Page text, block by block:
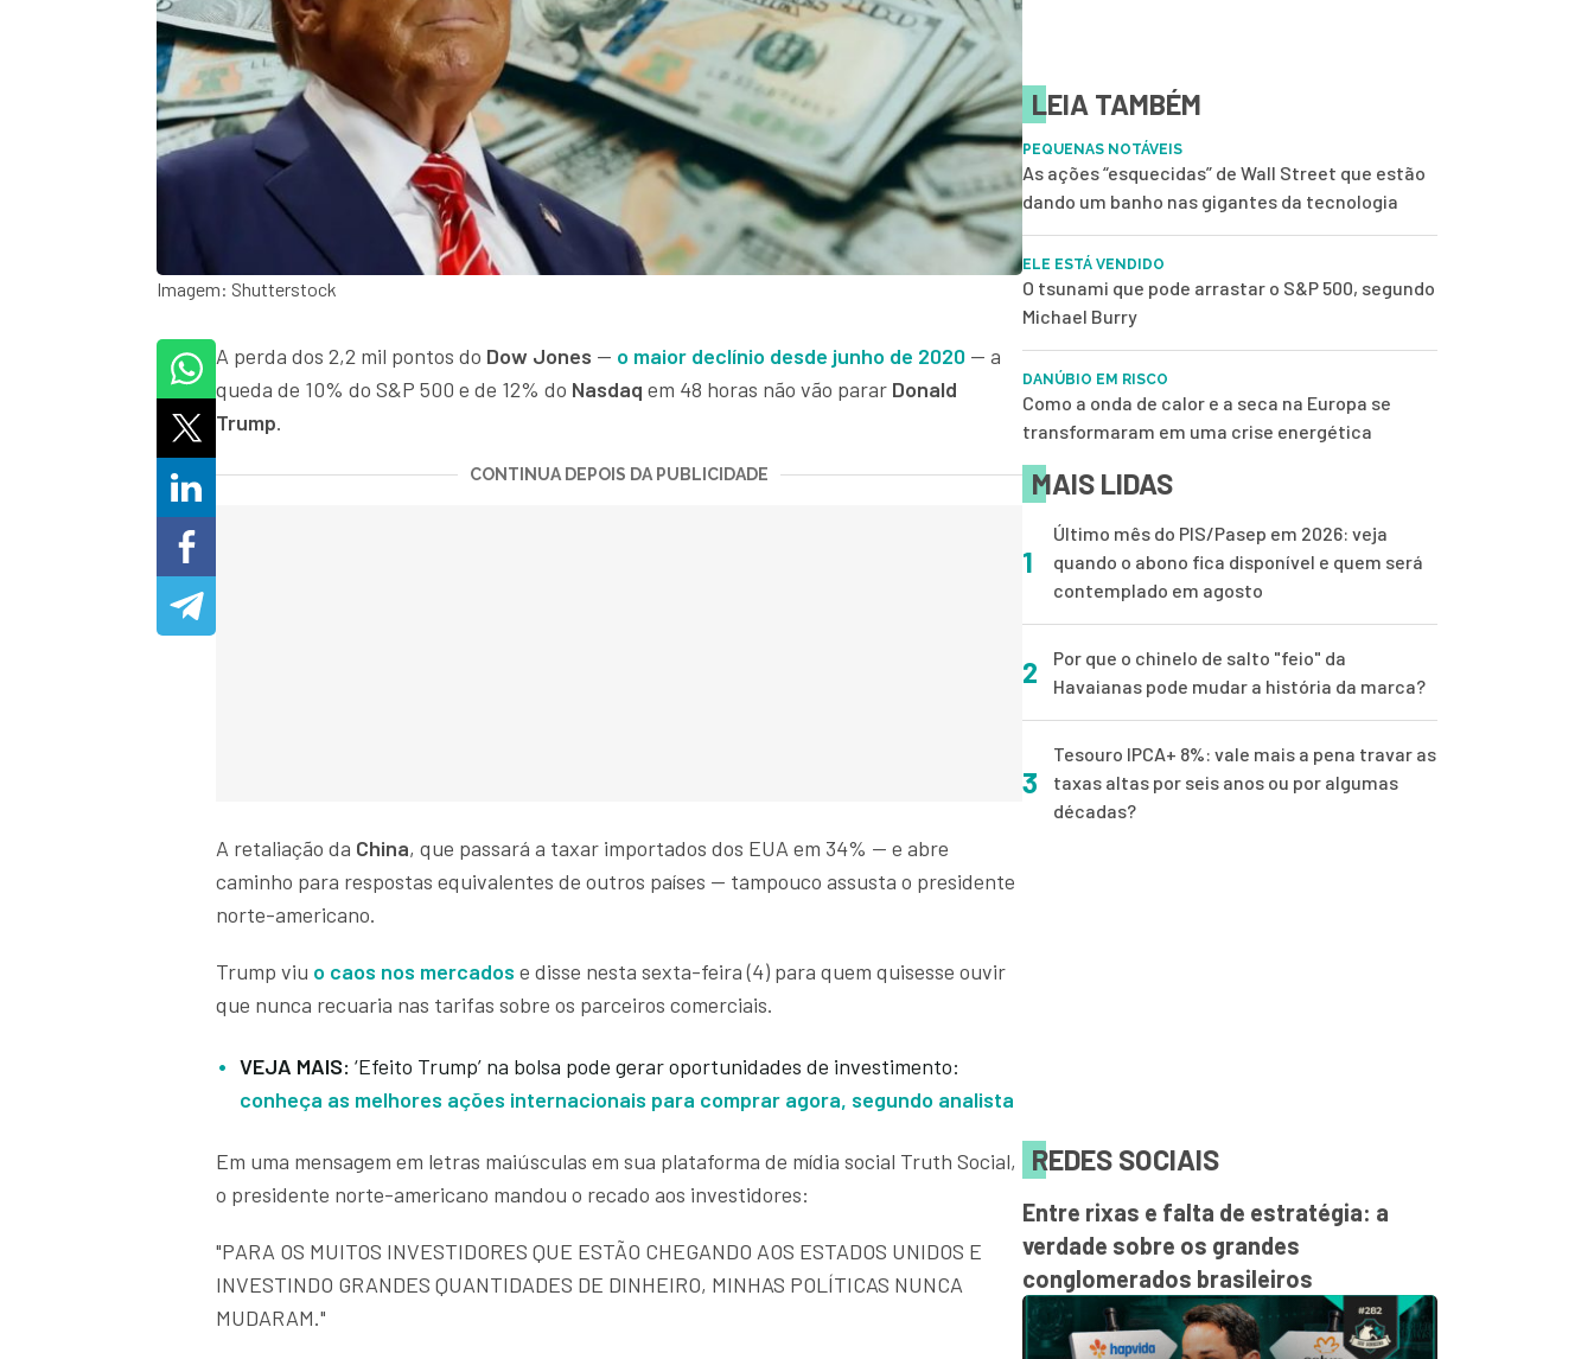
Imagem: Shutterstock
A perda dos 2,2 mil pontos do Dow Jones — o maior declínio desde junho de 2020 — a
queda de 10% do S&P 500 e de 12% do Nasdaq em 48 horas não vão parar Donald
Trump.
CONTINUA DEPOIS DA PUBLICIDADE
A retaliação da China, que passará a taxar importados dos EUA em 34% — e abre
caminho para respostas equivalentes de outros países — tampouco assusta o presidente
norte-americano.
Trump viu o caos nos mercados e disse nesta sexta-feira (4) para quem quisesse ouvir
que nunca recuaria nas tarifas sobre os parceiros comerciais.
VEJA MAIS: ‘Efeito Trump’ na bolsa pode gerar oportunidades de investimento:
conheça as melhores ações internacionais para comprar agora, segundo analista
Em uma mensagem em letras maiúsculas em sua plataforma de mídia social Truth Social,
o presidente norte-americano mandou o recado aos investidores:
"PARA OS MUITOS INVESTIDORES QUE ESTÃO CHEGANDO AOS ESTADOS UNIDOS E
INVESTINDO GRANDES QUANTIDADES DE DINHEIRO, MINHAS POLÍTICAS NUNCA
MUDARAM."
LEIA TAMBÉM
PEQUENAS NOTÁVEIS
As ações “esquecidas” de Wall Street que estão
dando um banho nas gigantes da tecnologia
ELE ESTÁ VENDIDO
O tsunami que pode arrastar o S&P 500, segundo
Michael Burry
DANÚBIO EM RISCO
Como a onda de calor e a seca na Europa se
transformaram em uma crise energética
MAIS LIDAS
1
Último mês do PIS/Pasep em 2026: veja
quando o abono fica disponível e quem será
contemplado em agosto
2
Por que o chinelo de salto "feio" da
Havaianas pode mudar a história da marca?
3
Tesouro IPCA+ 8%: vale mais a pena travar as
taxas altas por seis anos ou por algumas
décadas?
REDES SOCIAIS
Entre rixas e falta de estratégia: a
verdade sobre os grandes
conglomerados brasileiros